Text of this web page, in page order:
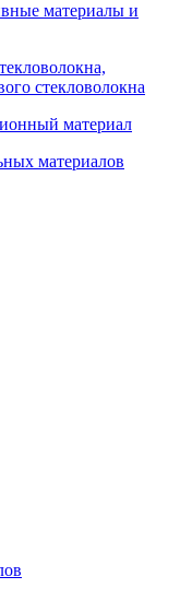
материалы и
стекловолокна
материал
материалов